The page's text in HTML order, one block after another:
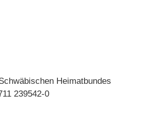
Heimatbundes
239542-0